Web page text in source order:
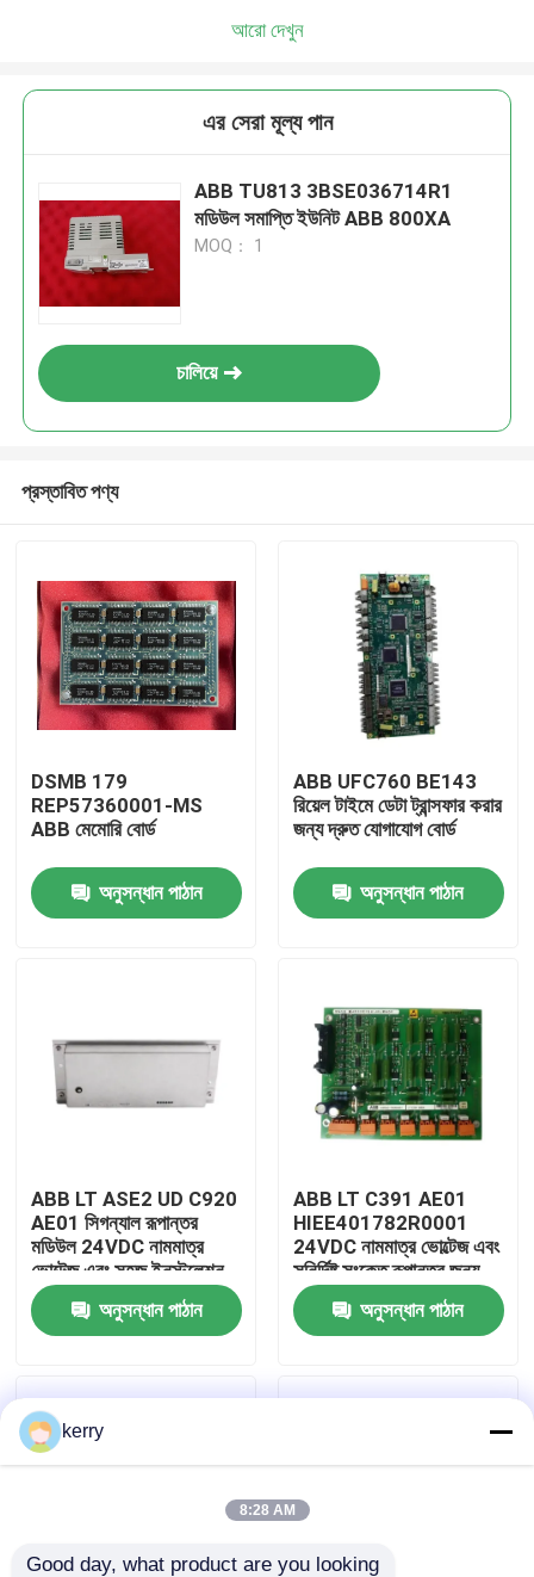
ভিডিও
আমাদের সম্পর্কে
কারখানা ভ্রমণ
মান নিয়ন্ত্রণ
আমাদের সাথে যোগাযোগ
ব্লগ
ABB 800xa
আরো দেখুন
এর সেরা মূল্য পান
ABB TU813 3BSE036714R1
মডিউল সমাপ্তি ইউনিট ABB 800XA
MOQ： 1
চালিয়ে
প্রস্তাবিত পণ্য
DSMB 179
REP57360001-MS
ABB মেমোরি বোর্ড
অনুসন্ধান পাঠান
ABB UFC760 BE143
রিয়েল টাইমে ডেটা ট্রান্সফার করার
জন্য দ্রুত যোগাযোগ বোর্ড
অনুসন্ধান পাঠান
ABB LT ASE2 UD C920
AE01 সিগন্যাল রূপান্তর
মডিউল 24VDC নামমাত্র
ভোল্টেজ এবং সহজ ইনস্টলেশন
জন্য স্থিতিশীল শক্তি ইন্টারফেস
সঙ্গে
অনুসন্ধান পাঠান
ABB LT C391 AE01
HIEE401782R0001
24VDC নামমাত্র ভোল্টেজ এবং
সুনির্দিষ্ট সংকেত রূপান্তর জন্য
টেকসই শিল্প অংশ সঙ্গে সংকেত
রূপান্তর মডিউলঅনুসন্ধান পাঠান
kerry
8:28 AM
Good day, what product are you looking